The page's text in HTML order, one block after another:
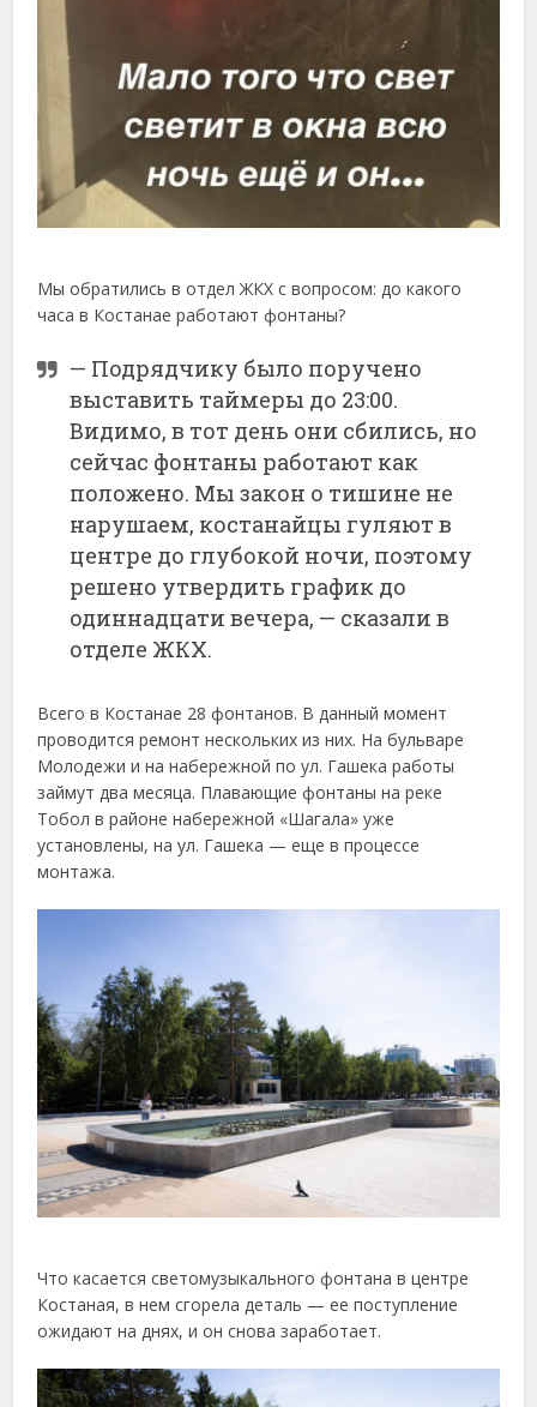
Мы обратились в отдел ЖКХ с вопросом: до какого
часа в Костанае работают фонтаны?
— Подрядчику было поручено
выставить таймеры до 23:00.
Видимо, в тот день они сбились, но
сейчас фонтаны работают как
положено. Мы закон о тишине не
нарушаем, костанайцы гуляют в
центре до глубокой ночи, поэтому
решено утвердить график до
одиннадцати вечера, — сказали в
отделе ЖКХ.
Всего в Костанае 28 фонтанов. В данный момент
проводится ремонт нескольких из них. На бульваре
Молодежи и на набережной по ул. Гашека работы
займут два месяца. Плавающие фонтаны на реке
Тобол в районе набережной «Шагала» уже
установлены, на ул. Гашека — еще в процессе
монтажа.
Что касается светомузыкального фонтана в центре
Костаная, в нем сгорела деталь — ее поступление
ожидают на днях, и он снова заработает.